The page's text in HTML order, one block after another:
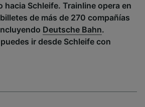
hacia Schleife. Trainline opera en
de más de 270 compañías
Deutsche Bahn.
ir desde Schleife con